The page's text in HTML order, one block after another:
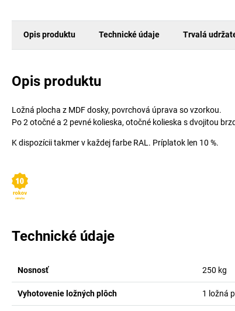
Opis produktu Technické údaje Trvalá
Opis produktu
Ložná plocha z MDF dosky, povrchová úprava so vzorkou.
Po 2 otočné a 2 pevné kolieska, otočné kolieska s dvojitou
K dispozícii takmer v každej farbe RAL. Príplatok len 10 %.
Technické údaje
Nosnosť 250 kg
Vyhotovenie ložných plôch 1 ložná